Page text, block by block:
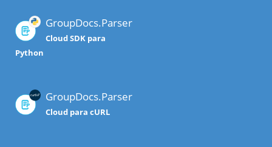
GroupDocs.Parser
Cloud SDK para
Python
GroupDocs.Parser
Cloud para cURL